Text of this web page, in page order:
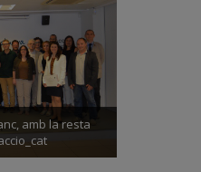
amb la resta